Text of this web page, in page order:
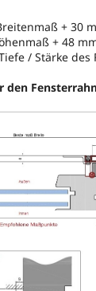
+ 30
+ 48
/ Stärke des
den